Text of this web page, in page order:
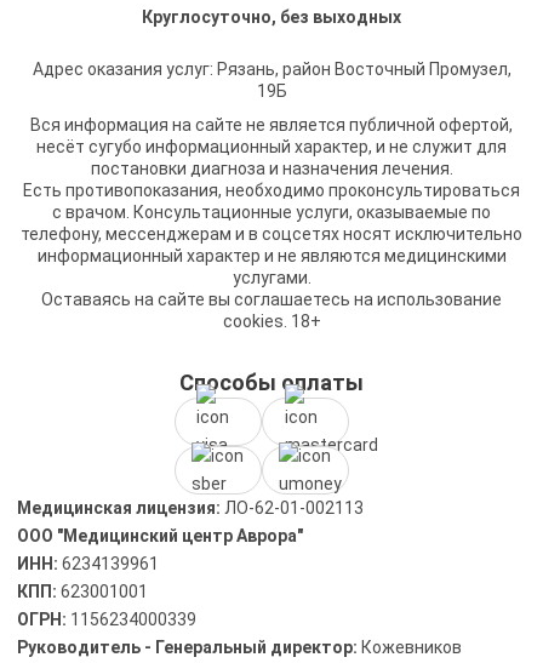
Круглосуточно, без выходных
Адрес оказания услуг: Рязань, район Восточный Промузел,
19Б
Вся информация на сайте не является публичной офертой,
несёт сугубо информационный характер, и не служит для
постановки диагноза и назначения лечения.
Есть противопоказания, необходимо проконсультироваться
с врачом. Консультационные услуги, оказываемые по
телефону, мессенджерам и в соцсетях носят исключительно
информационный характер и не являются медицинскими
услугами.
Оставаясь на сайте вы соглашаетесь на использование
cookies. 18+
Медицинская лицензия: ЛО-62-01-002113
ООО "Медицинский центр Аврора"
ИНН: 6234139961
КПП: 623001001
ОГРН: 1156234000339
Руководитель - Генеральный директор: Кожевников
Способы оплаты